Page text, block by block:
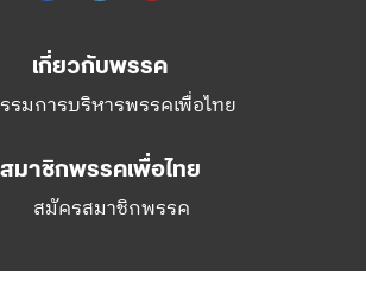
เกี่ยวกับพรรค
รมการบริหารพรรคเพื่อไทย
สมาชิกพรรคเพื่อไทย
สมัครสมาชิกพรรค